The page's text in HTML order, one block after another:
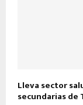
Lleva sector
secundarias de